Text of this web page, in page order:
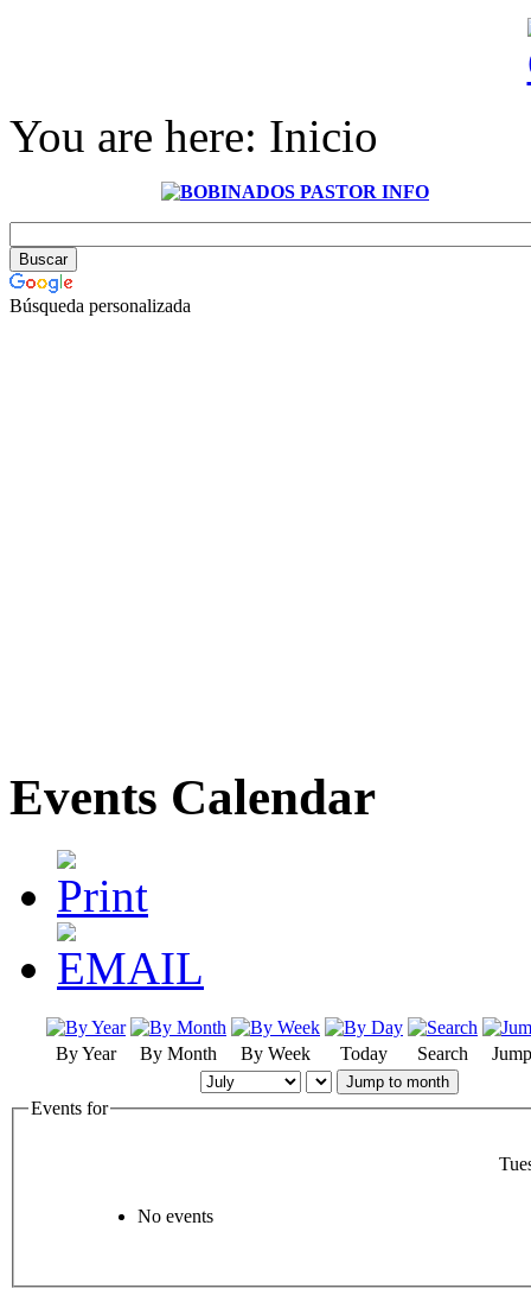
You are here: Inicio
Búsqueda personalizada
Events Calendar
By Year By Month By Week Today Search
Jump to month
Events for
No events